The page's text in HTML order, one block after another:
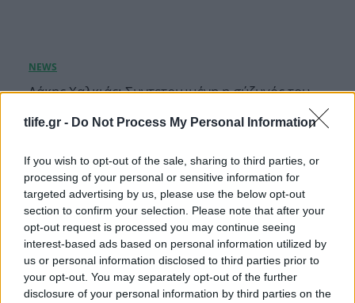
tlife.gr - Do Not Process My Personal Information
If you wish to opt-out of the sale, sharing to third parties, or
processing of your personal or sensitive information for
targeted advertising by us, please use the below opt-out
section to confirm your selection. Please note that after your
opt-out request is processed you may continue seeing
interest-based ads based on personal information utilized by
us or personal information disclosed to third parties prior to
your opt-out. You may separately opt-out of the further
disclosure of your personal information by third parties on the
Λάκης Χαλκιάς: Συντετριμμένη η σύζυγός του,
Αλέκα στο τελευταίο αντίο στο Α’ Νεκροταφείο
Αθηνών